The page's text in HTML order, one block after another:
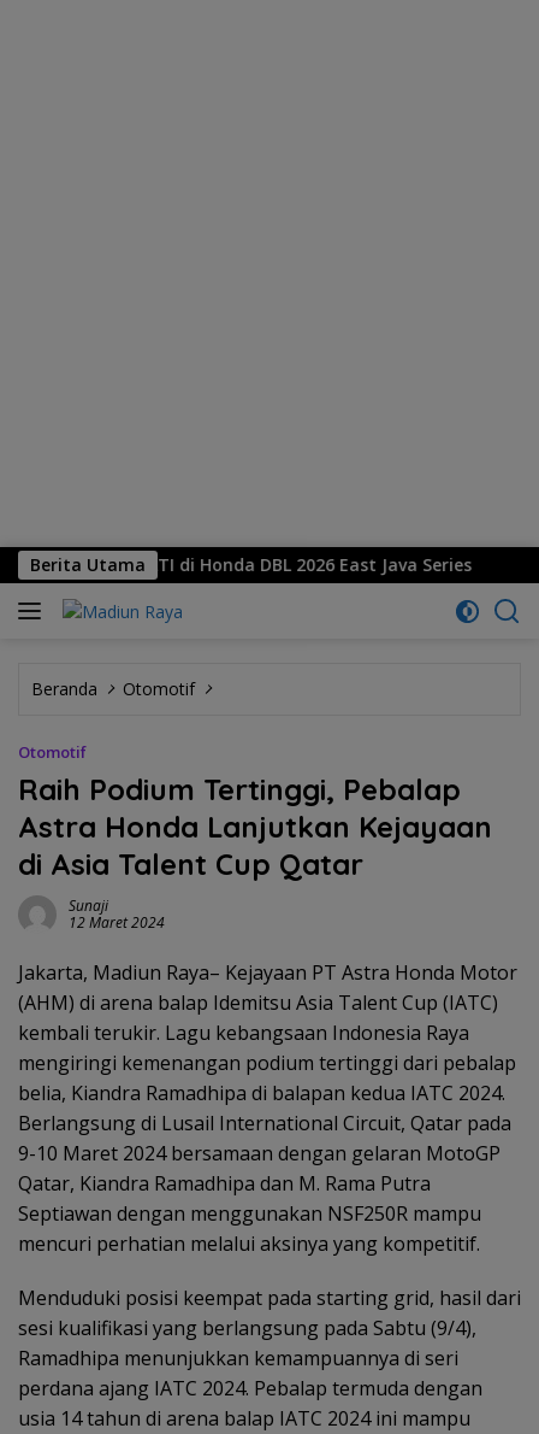
Berita Utama
HATI di Honda DBL 2026 East Java Series
Beranda Otomotif
Otomotif
Raih Podium Tertinggi, Pebalap
Astra Honda Lanjutkan Kejayaan
di Asia Talent Cup Qatar
Sunaji
12 Maret 2024
Jakarta, Madiun Raya– Kejayaan PT Astra Honda Motor
(AHM) di arena balap Idemitsu Asia Talent Cup (IATC)
kembali terukir. Lagu kebangsaan Indonesia Raya
mengiringi kemenangan podium tertinggi dari pebalap
belia, Kiandra Ramadhipa di balapan kedua IATC 2024.
Berlangsung di Lusail International Circuit, Qatar pada
9-10 Maret 2024 bersamaan dengan gelaran MotoGP
Qatar, Kiandra Ramadhipa dan M. Rama Putra
Septiawan dengan menggunakan NSF250R mampu
mencuri perhatian melalui aksinya yang kompetitif.
Menduduki posisi keempat pada starting grid, hasil dari
sesi kualifikasi yang berlangsung pada Sabtu (9/4),
Ramadhipa menunjukkan kemampuannya di seri
perdana ajang IATC 2024. Pebalap termuda dengan
usia 14 tahun di arena balap IATC 2024 ini mampu